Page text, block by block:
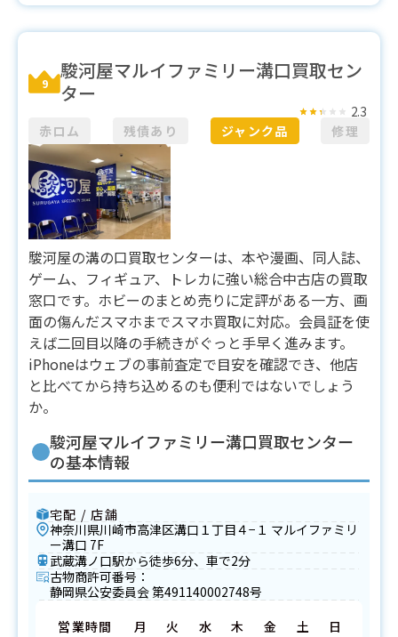
9
駿河屋マルイファミリー溝口買取セン
ター
赤ロム 残債あり ジャンク品 修理
2.3
駿河屋の溝の口買取センターは、本や漫画、同人誌、
ゲーム、フィギュア、トレカに強い総合中古店の買取
窓口です。ホビーのまとめ売りに定評がある一方、画
面の傷んだスマホまでスマホ買取に対応。会員証を使
えば二回目以降の手続きがぐっと手早く進みます。
iPhoneはウェブの事前査定で目安を確認でき、他店
と比べてから持ち込めるのも便利ではないでしょう
か。
駿河屋マルイファミリー溝口買取センター
の基本情報
宅配 / 店舗
神奈川県川崎市高津区溝口１丁目４−１ マルイファミリ
ー溝口 7F
武蔵溝ノ口駅から徒歩6分、車で2分
古物商許可番号：
静岡県公安委員会 第491140002748号
営業時間
月 火 水 木 金 土 日